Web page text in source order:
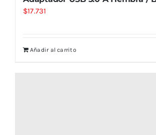
$17.731
Añadir al carrito